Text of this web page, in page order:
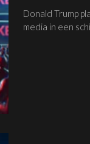
Donald Trump
media in een